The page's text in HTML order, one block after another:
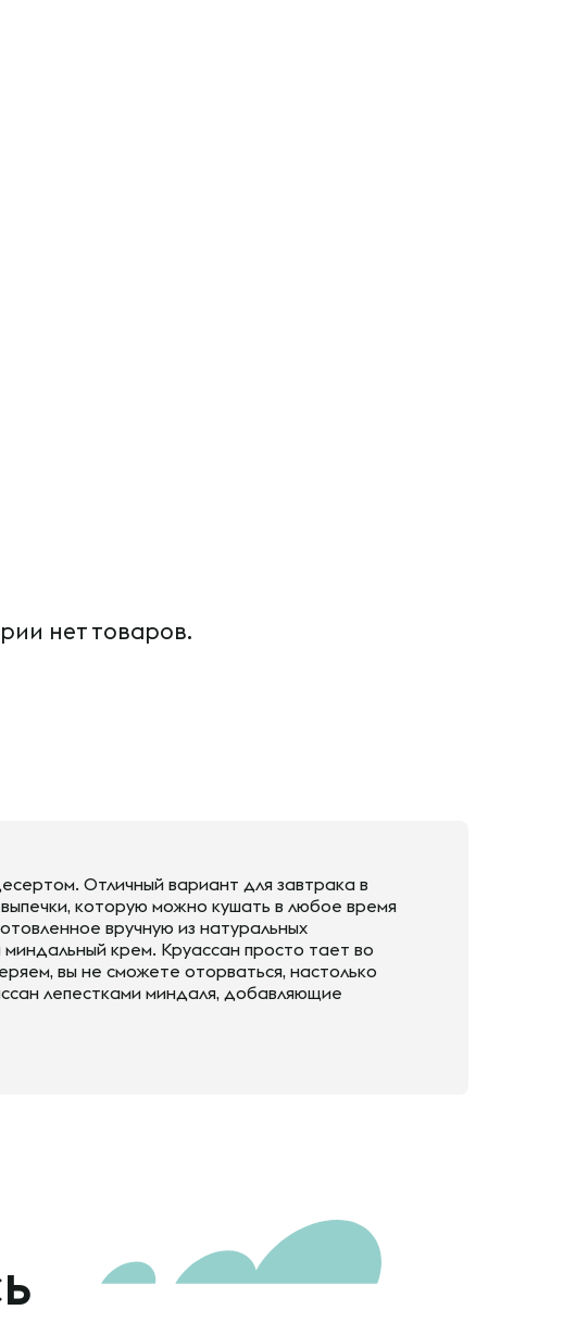
нет товаров.
Отличный вариант для завтрака в
которую можно кушать в любое время
вручную из натуральных
крем. Круассан просто тает во
вы не сможете оторваться, настолько
лепестками миндаля, добавляющие